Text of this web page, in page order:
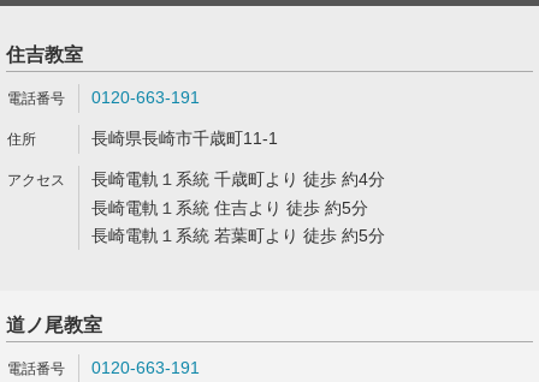
住吉教室
0120-663-191
長崎県長崎市千歳町11-1
長崎電軌１系統 千歳町より 徒歩 約4分
長崎電軌１系統 住吉より 徒歩 約5分
長崎電軌１系統 若葉町より 徒歩 約5分
道ノ尾教室
0120-663-191